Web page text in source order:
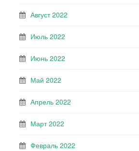
Август 2022
Июль 2022
Июнь 2022
Май 2022
Апрель 2022
Март 2022
Февраль 2022